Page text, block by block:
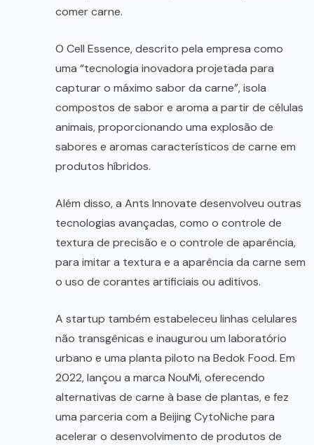
comer carne.
O Cell Essence, descrito pela empresa como
uma “tecnologia inovadora projetada para
capturar o máximo sabor da carne”, isola
compostos de sabor e aroma a partir de células
animais, proporcionando uma explosão de
sabores e aromas característicos de carne em
produtos híbridos.
Além disso, a Ants Innovate desenvolveu outras
tecnologias avançadas, como o controle de
textura de precisão e o controle de aparência,
para imitar a textura e a aparência da carne sem
o uso de corantes artificiais ou aditivos.
A startup também estabeleceu linhas celulares
não transgênicas e inaugurou um laboratório
urbano e uma planta piloto na Bedok Food. Em
2022, lançou a marca NouMi, oferecendo
alternativas de carne à base de plantas, e fez
uma parceria com a Beijing CytoNiche para
acelerar o desenvolvimento de produtos de